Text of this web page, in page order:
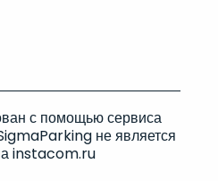
с помощью сервиса
не является
instacom.ru